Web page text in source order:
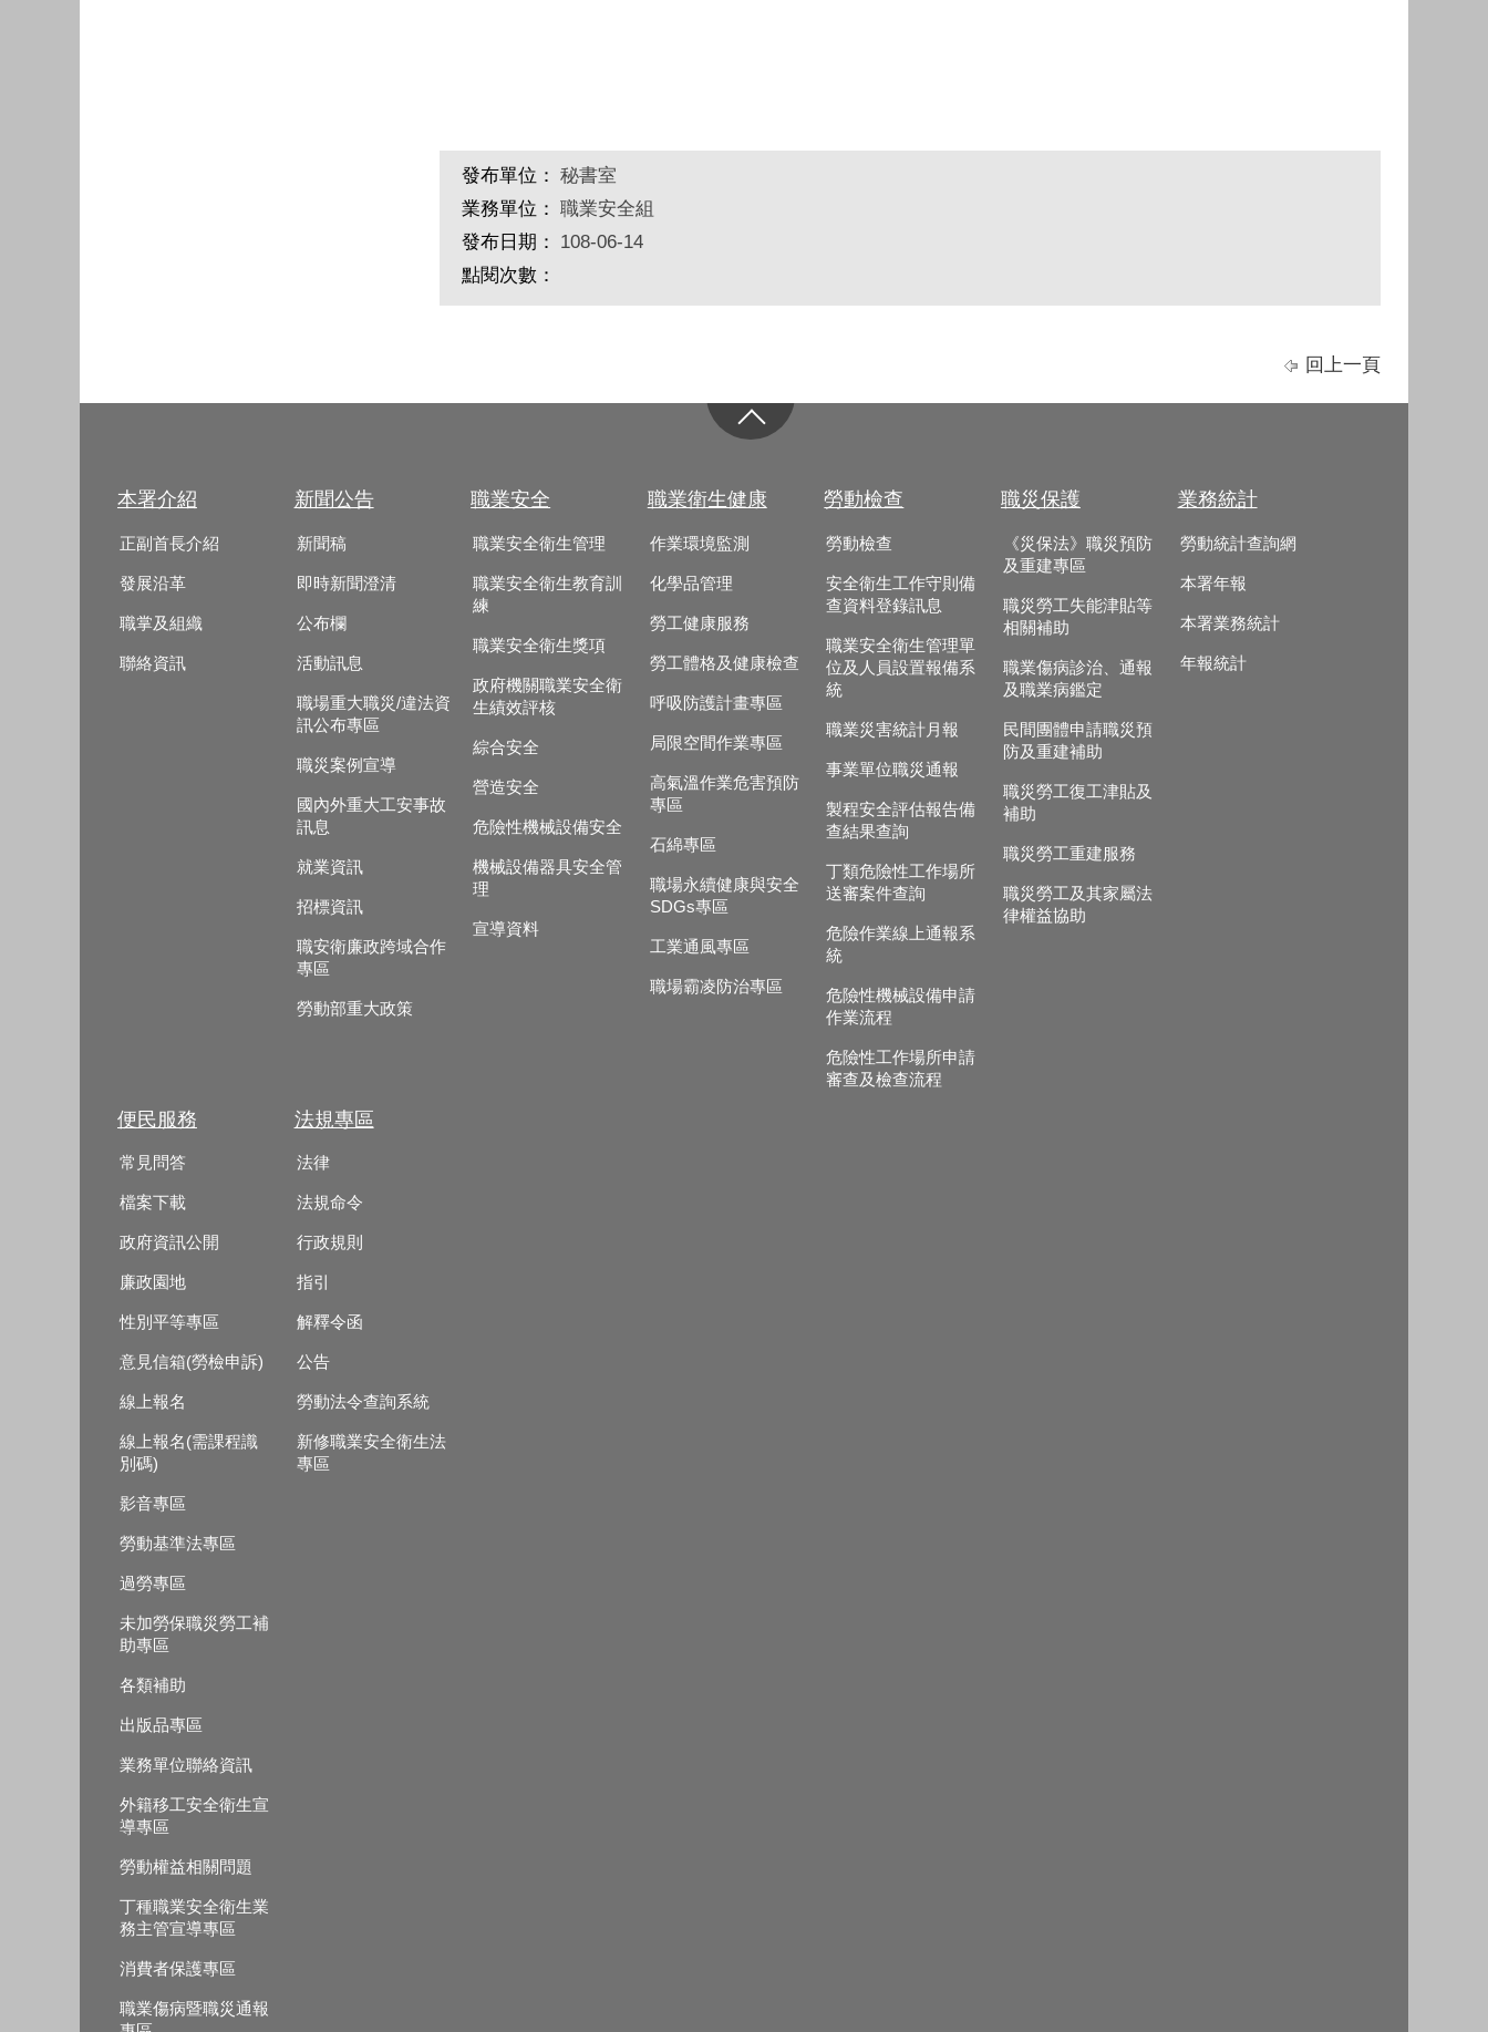
發布單位： 秘書室
業務單位： 職業安全組
發布日期：
108-06-14
點閱次數：
回上一頁
本署介紹
正副首長介紹
發展沿革
職掌及組織
聯絡資訊
新聞公告
新聞稿
即時新聞澄清
公布欄
活動訊息
職場重大職災/違法資
訊公布專區
職災案例宣導
國內外重大工安事故
訊息
就業資訊
招標資訊
職安衛廉政跨域合作
專區
勞動部重大政策
職業安全
職業安全衛生管理
職業安全衛生教育訓
練
職業安全衛生獎項
政府機關職業安全衛
生績效評核
綜合安全
營造安全
危險性機械設備安全
機械設備器具安全管
理
宣導資料
職業衛生健康
作業環境監測
化學品管理
勞工健康服務
勞工體格及健康檢查
呼吸防護計畫專區
局限空間作業專區
高氣溫作業危害預防
專區
石綿專區
職場永續健康與安全
SDGs專區
工業通風專區
職場霸凌防治專區
勞動檢查
勞動檢查
安全衛生工作守則備
查資料登錄訊息
職業安全衛生管理單
位及人員設置報備系
統
職業災害統計月報
事業單位職災通報
製程安全評估報告備
查結果查詢
丁類危險性工作場所
送審案件查詢
危險作業線上通報系
統
危險性機械設備申請
作業流程
危險性工作場所申請
審查及檢查流程
職災保護
《災保法》職災預防
及重建專區
職災勞工失能津貼等
相關補助
職業傷病診治、通報
及職業病鑑定
民間團體申請職災預
防及重建補助
職災勞工復工津貼及
補助
職災勞工重建服務
職災勞工及其家屬法
律權益協助
業務統計
勞動統計查詢網
本署年報
本署業務統計
年報統計
便民服務
常見問答
檔案下載
政府資訊公開
廉政園地
性別平等專區
意見信箱(勞檢申訴)
線上報名
線上報名(需課程識
別碼)
影音專區
勞動基準法專區
過勞專區
未加勞保職災勞工補
助專區
各類補助
出版品專區
業務單位聯絡資訊
外籍移工安全衛生宣
導專區
勞動權益相關問題
丁種職業安全衛生業
務主管宣導專區
消費者保護專區
職業傷病暨職災通報
法規專區
法律
法規命令
行政規則
指引
解釋令函
公告
勞動法令查詢系統
新修職業安全衛生法
專區